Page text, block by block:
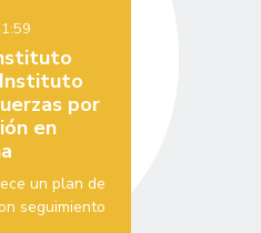
por
en
un plan de
seguimiento